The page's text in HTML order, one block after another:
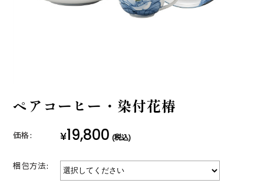
ペアコーヒー・染付花椿
価格: ¥19,800 (税込)
梱包方法: